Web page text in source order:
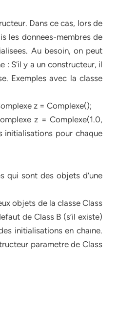
Dans ce cas, lors de
les donnees-membres de
Au besoin, on peut
S’il y a un constructeur, il
Exemples avec la classe
z = Complexe();
z = Complexe(1.0,
initialisations pour chaque
qui sont des objets d’une
objets de la classe Class
de Class B (s’il existe)
initialisations en chaıne.
parametre de Class